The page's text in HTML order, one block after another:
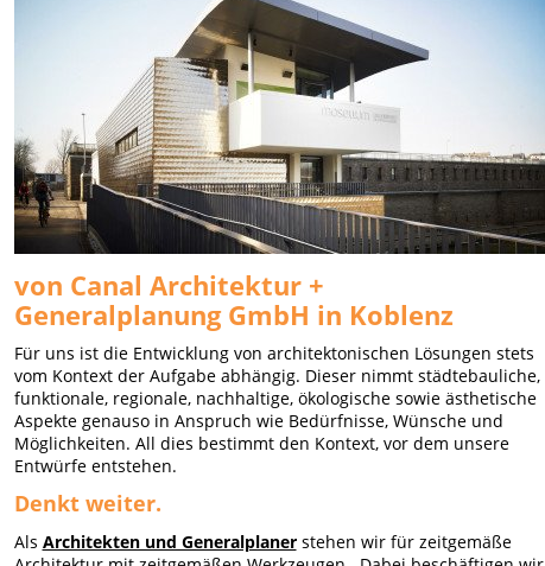
von Canal Architektur +
Generalplanung GmbH in Koblenz
Für uns ist die Entwicklung von architektonischen Lösungen stets
vom Kontext der Aufgabe abhängig. Dieser nimmt städtebauliche,
funktionale, regionale, nachhaltige, ökologische sowie ästhetische
Aspekte genauso in Anspruch wie Bedürfnisse, Wünsche und
Möglichkeiten. All dies bestimmt den Kontext, vor dem unsere
Entwürfe entstehen.
Denkt weiter.
Als Architekten und Generalplanerstehen wir für zeitgemäße